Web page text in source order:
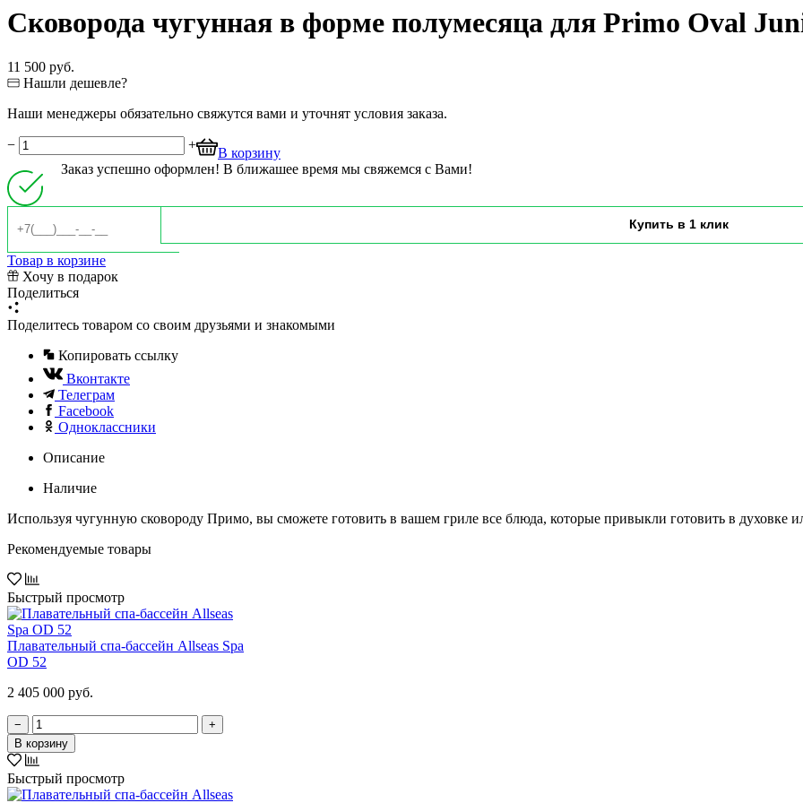
Сковорода чугунная в форме полумесяца для Primo Oval
11 500 руб.
Нашли дешевле?
Наши менеджеры обязательно свяжутся вами и уточнят условия заказа.
− +
В корзину
Заказ успешно оформлен! В ближашее время мы свяжемся с Вами!
Товар в корзине
Хочу в подарок
Поделиться
Поделитесь товаром со своим друзьями и знакомыми
Копировать ссылку
Вконтакте
Телеграм
Facebook
Одноклассники
Описание
Наличие
Используя чугунную сковороду Примо, вы сможете готовить в вашем гриле все блюда, которые привыкли готовить в духовке
Рекомендуемые товары
Быстрый просмотр
Плавательный спа-бассейн Allseas Spa
OD 52
2 405 000 руб.
−
+
В корзину
Быстрый просмотр